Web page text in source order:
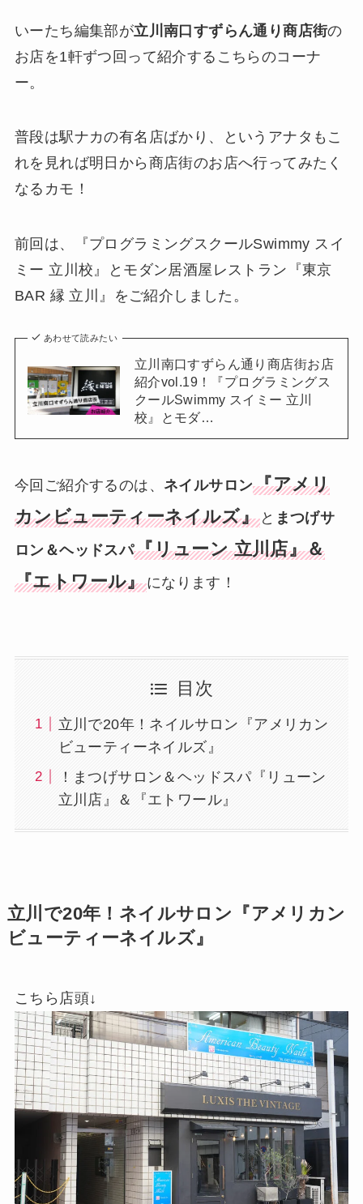
いーたち編集部が立川南口すずらん通り商店街の
お店を1軒ずつ回って紹介するこちらのコーナ
ー。
普段は駅ナカの有名店ばかり、というアナタもこ
れを見れば明日から商店街のお店へ行ってみたく
なるカモ！
前回は、『プログラミングスクールSwimmy スイ
ミー 立川校』とモダン居酒屋レストラン『東京
BAR 縁 立川』をご紹介しました。
あわせて読みたい
立川南口すずらん通り商店街お店
紹介vol.19！『プログラミングス
クールSwimmy スイミー 立川
校』とモダ…
今回ご紹介するのは、 ネイルサロン『アメリ
カンビューティーネイルズ』 と まつげサ
ロン＆ヘッドスパ『リューン 立川店』＆
『エトワール』になります！
目次
立川で20年！ネイルサロン『アメリカン
ビューティーネイルズ』
！まつげサロン＆ヘッドスパ『リューン
立川店』＆『エトワール』
立川で20年！ネイルサロン『アメリカン
ビューティーネイルズ』
こちら店頭↓